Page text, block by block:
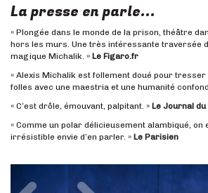
La presse en parle...
« Plongée dans le monde de la prison, théâtre
hors les murs. Une très intéressante traversée
magique Michalik. » Le Figaro.fr
« Alexis Michalik est follement doué pour
folles avec une maestria et une humanité
« C’est drôle, émouvant, palpitant. » Le Journal du
« Comme un polar délicieusement alambiqué, on
irrésistible envie d’en parler. » Le Parisien
PrécédentSuivant